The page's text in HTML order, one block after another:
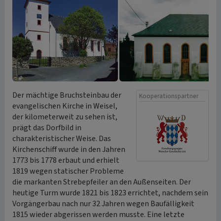
Kooperationspartner
Der mächtige Bruchsteinbau der
evangelischen Kirche in Weisel,
der kilometerweit zu sehen ist,
prägt das Dorfbild in
charakteristischer Weise. Das
Kirchenschiff wurde in den Jahren
1773 bis 1778 erbaut und erhielt
1819 wegen statischer Probleme
die markanten Strebepfeiler an den Außenseiten. Der
heutige Turm wurde 1821 bis 1823 errichtet, nachdem sein
Vorgängerbau nach nur 32 Jahren wegen Baufälligkeit
1815 wieder abgerissen werden musste. Eine letzte